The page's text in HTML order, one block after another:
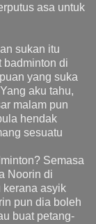
asa untuk
sukan itu
badminton di
yang suka
aku tahu,
malam pun
hendak
sesuatu
Semasa
Noorin di
kerana asyik
pun dia boleh
buat petang-